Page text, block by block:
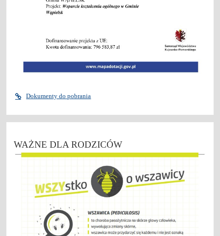
Dokumenty do pobrania
WAŻNE DLA RODZICÓW